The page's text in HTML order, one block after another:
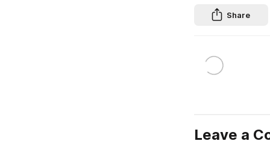
Share
Leave a